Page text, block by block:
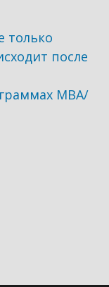
только
после
МВА/